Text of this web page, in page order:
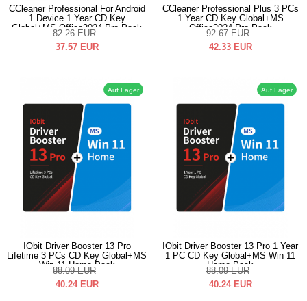
CCleaner Professional For Android
1 Device 1 Year CD Key
Global+MS Office2024 Pro Pack
82.26 EUR
37.57 EUR
CCleaner Professional Plus 3 PCs
1 Year CD Key Global+MS
Office2024 Pro Pack
92.67 EUR
42.33 EUR
Auf Lager
IObit Driver Booster 13 Pro
Lifetime 3 PCs CD Key Global+MS
Win 11 Home Pack
88.09 EUR
40.24 EUR
Auf Lager
IObit Driver Booster 13 Pro 1 Year
1 PC CD Key Global+MS Win 11
Home Pack
88.09 EUR
40.24 EUR